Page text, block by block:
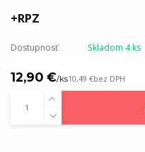
+RPZ
Dostupnosť Skladom 4 ks
12,90 €/ks10,49 €bez DPH